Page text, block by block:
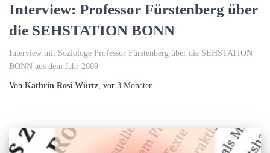
Interview: Professor Fürstenberg über
die SEHSTATION BONN
Interview mit Soziologe Professor Fürstenberg über die SEHSTATION
BONN aus dem Jahr 2009
Von Kathrin Rosi Würtz , vor 3 Monaten